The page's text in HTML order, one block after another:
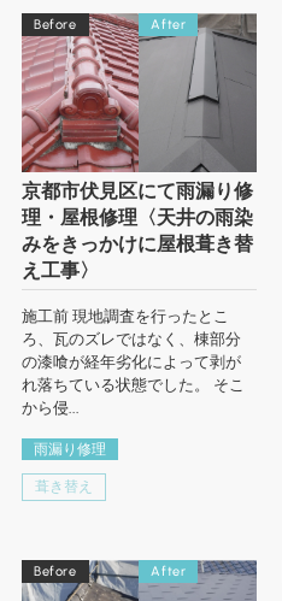
Before After
京都市伏見区にて雨漏り修
理・屋根修理〈天井の雨染
みをきっかけに屋根葺き替
え工事〉
施工前 現地調査を行ったとこ
ろ、瓦のズレではなく、棟部分
の漆喰が経年劣化によって剥が
れ落ちている状態でした。 そこ
から侵...
雨漏り修理
葺き替え
Before After